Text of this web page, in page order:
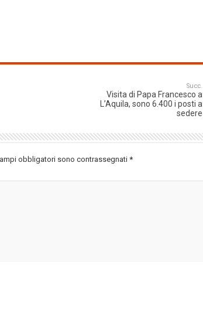
Succ.
Visita di Papa Francesco a
L’Aquila, sono 6.400 i posti a
sedere
obbligatori sono contrassegnati *